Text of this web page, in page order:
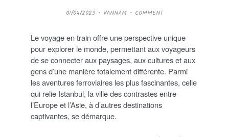
P
O
E
D
O
N
01/04/2023 VANNAM COMMENT
Le voyage en train offre une perspective unique
pour explorer le monde, permettant aux voyageurs
de se connecter aux paysages, aux cultures et aux
gens d’une manière totalement différente. Parmi
les aventures ferroviaires les plus fascinantes, celle
qui relie Istanbul, la ville des contrastes entre
l’Europe et l’Asie, à d’autres destinations
captivantes, se démarque.